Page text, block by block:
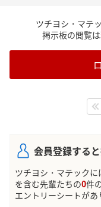
誰か連絡来た方
ツチヨシ・マテ
掲示板の閲覧
会員登録する
ツチヨシ・マテックに
を含む先輩たちの0件
エントリーシートがあ